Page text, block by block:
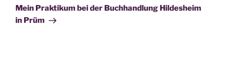
Beitrag
Mein Praktikum bei der Buchhandlung Hildesheim
in Prüm